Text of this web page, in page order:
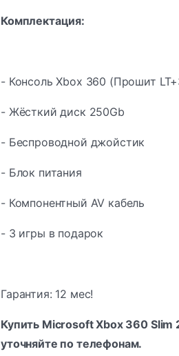
Комплектация:
- Консоль Xbox 360 (Прошит
- Жёсткий диск 250Gb
- Беспроводной джойстик
- Блок питания
- Компонентный AV кабель
- 3 игры в подарок
Гарантия: 12 мес!
Купить Microsoft Xbox 360
уточняйте по телефонам.